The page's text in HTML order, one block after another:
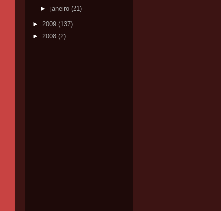
► janeiro (21)
► 2009 (137)
► 2008 (2)